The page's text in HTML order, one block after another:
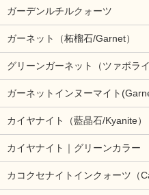
ガーデンルチルクォーツ
ガーネット（柘榴石/Garnet）
グリーンガーネット（ツァボライ
ガーネットインヌーマイト
カイヤナイト（藍晶石/Kyanite）
カイヤナイト｜グリーンカラー
カコクセナイトインクォーツ（